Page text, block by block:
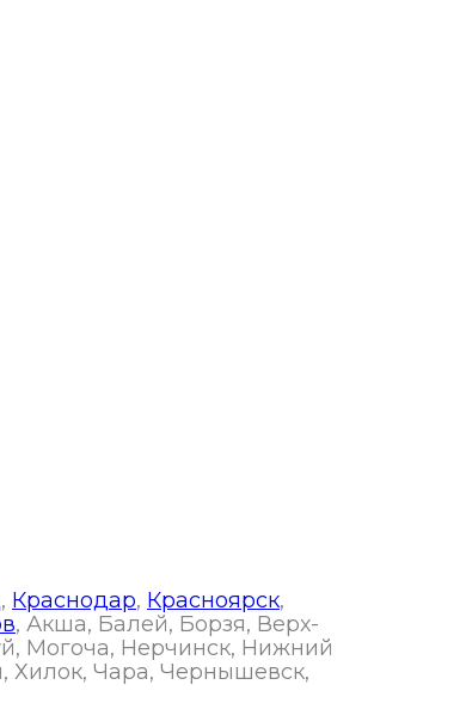
, Краснодар, Красноярск,
, Акша, Балей, Борзя, Верх-
Могоча, Нерчинск, Нижний
Хилок, Чара, Чернышевск,